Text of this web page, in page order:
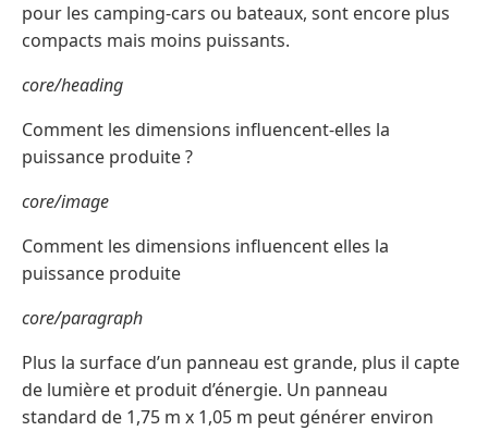
pour les camping-cars ou bateaux, sont encore plus
compacts mais moins puissants.
core/heading
Comment les dimensions influencent-elles la
puissance produite ?
core/image
Comment les dimensions influencent elles la
puissance produite
core/paragraph
Plus la surface d’un panneau est grande, plus il capte
de lumière et produit d’énergie. Un panneau
standard de 1,75 m x 1,05 m peut générer environ